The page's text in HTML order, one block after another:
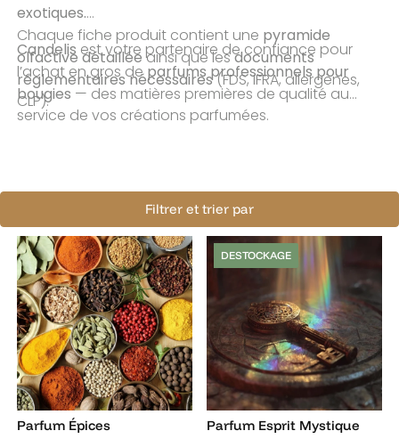
exotiques.
Chaque fiche produit contient une pyramide
olfactive détaillée ainsi que lesdocuments
réglementaires nécessaires(FDS, IFRA, allergènes,
CLP).
Candelis est votre partenaire de confiance pour
l’achat en gros de parfums professionnels pour
bougies — des matières premières de qualité au
service de vos créations parfumées.
Filtrer et trier par
Parfum Épices
DESTOCKAGE
Parfum Esprit Mystique